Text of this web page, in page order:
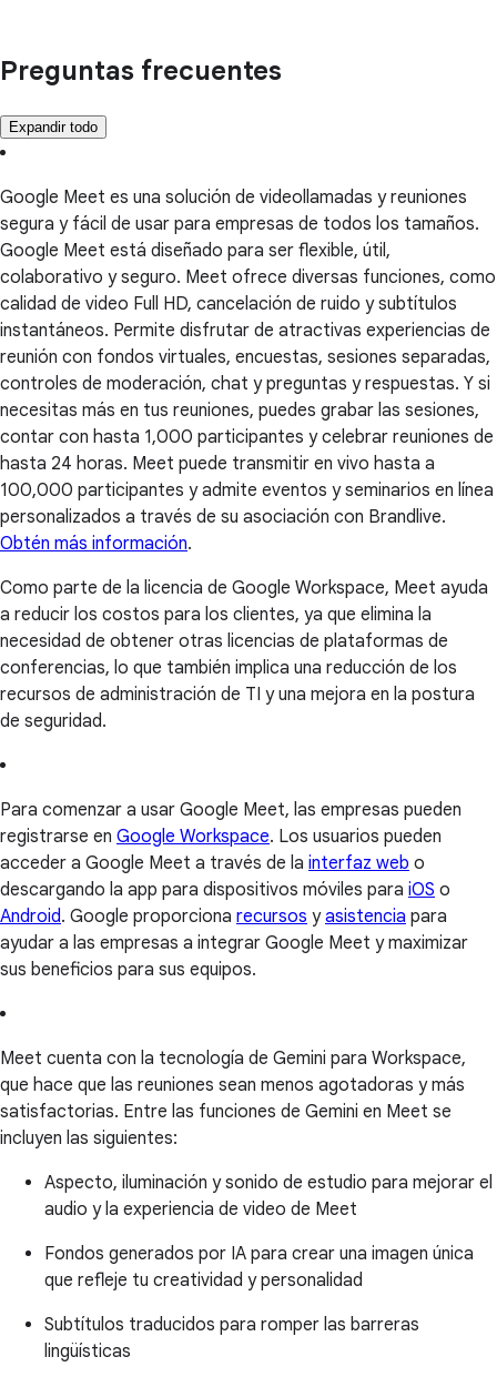
Preguntas frecuentes
Expandir todo
Google Meet es una solución de videollamadas y reuniones
segura y fácil de usar para empresas de todos los tamaños.
Google Meet está diseñado para ser flexible, útil,
colaborativo y seguro. Meet ofrece diversas funciones, como
calidad de video Full HD, cancelación de ruido y subtítulos
instantáneos. Permite disfrutar de atractivas experiencias de
reunión con fondos virtuales, encuestas, sesiones separadas,
controles de moderación, chat y preguntas y respuestas. Y si
necesitas más en tus reuniones, puedes grabar las sesiones,
contar con hasta 1,000 participantes y celebrar reuniones de
hasta 24 horas. Meet puede transmitir en vivo hasta a
100,000 participantes y admite eventos y seminarios en línea
personalizados a través de su asociación con Brandlive.
Obtén más información.
Como parte de la licencia de Google Workspace, Meet ayuda
a reducir los costos para los clientes, ya que elimina la
necesidad de obtener otras licencias de plataformas de
conferencias, lo que también implica una reducción de los
recursos de administración de TI y una mejora en la postura
de seguridad.
Para comenzar a usar Google Meet, las empresas pueden
registrarse en Google Workspace. Los usuarios pueden
acceder a Google Meet a través de la interfaz web o
descargando la app para dispositivos móviles para iOS o
Android. Google proporciona recursos yasistencia para
ayudar a las empresas a integrar Google Meet y maximizar
sus beneficios para sus equipos.
Meet cuenta con la tecnología de Gemini para Workspace,
que hace que las reuniones sean menos agotadoras y más
satisfactorias. Entre las funciones de Gemini en Meet se
incluyen las siguientes:
Aspecto, iluminación y sonido de estudio para mejorar el
audio y la experiencia de video de Meet
Fondos generados por IA para crear una imagen única
que refleje tu creatividad y personalidad
Subtítulos traducidos para romper las barreras
lingüísticas